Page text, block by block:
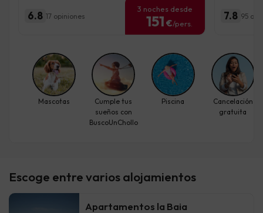
Escoge entre varios alojamientos
Apartamentos la Baia
6.8 17 opiniones
3 noches desde
151 €/pers.
7.8 95
Mascotas
Cumple tus
sueños con
BuscoUnChollo
Piscina
Cancelación
gratuita